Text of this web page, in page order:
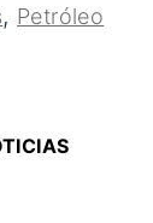
, Petróleo